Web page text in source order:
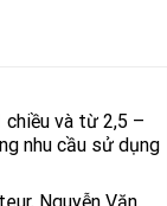
và từ 2,5 –
nhu cầu sử dụng